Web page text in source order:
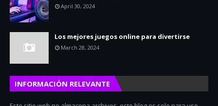
April 30, 2024
Los mejores juegos online para divertirse
March 28, 2024
INFORMACIÓN RELEVANTE